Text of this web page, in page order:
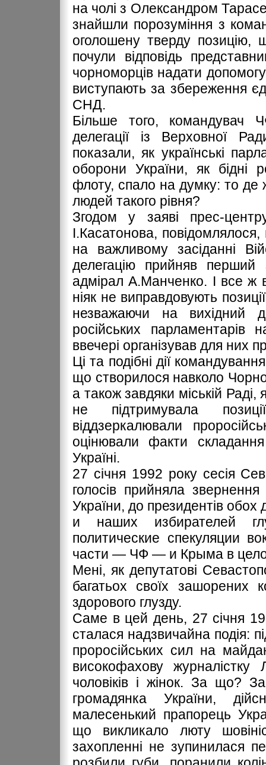
на чолі з Олександром
знайшли порозуміння з
оголошену тверду позицію,
почули відповідь
чорноморців надати
виступають за збереження
СНД.
Більше того, командувач
делегації із Верховної
показали, як українські
оборони України, як бідні
флоту, спало на думку: то де
людей такого рівня?
Згодом у заяві прес-
І.Касатонова,
на важливому засіданні
делегацію прийняв перший
адмірал А.Манченко. І все ж
ніяк не виправдовують
незважаючи на вихідний
російських
ввечері організував для них
Ці та подібні дії
що створилося навколо
а також завдяки міській
не підтримувала
віддзеркалювали
оцінювали факти
Україні.
27 січня 1992 року сесія
голосів прийняла
України, до президентів
и наших избирателей
политические спекуляции
части — ЧФ — и Крыма в
Мені, як депутатові
багатьох своїх зашорених
здорового глузду.
Саме в цей день, 27 січня
сталася надзвичайна подія:
проросійських сил на
високофахову
чоловіків і жінок. За що?
громадянка України,
малесенький прапорець
що викликало люту
захопленні не зупинилася